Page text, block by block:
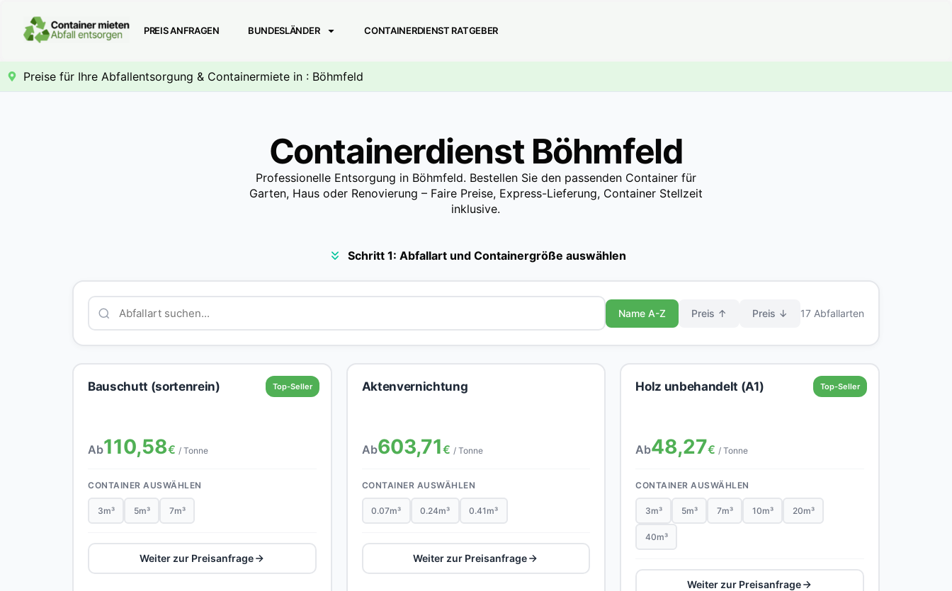
PREIS ANFRAGEN BUNDESLÄNDER CONTAINERDIENST RATGEBER
Preise für Ihre Abfallentsorgung & Containermiete in : Böhmfeld
Containerdienst Böhmfeld
Professionelle Entsorgung in Böhmfeld. Bestellen Sie den passenden Container für
Garten, Haus oder Renovierung – Faire Preise, Express-Lieferung, Container Stellzeit
inklusive.
Schritt 1: Abfallart und Containergröße auswählen
Name A-Z Preis ↑ Preis ↓ 17 Abfallarten
Top-Seller
Bauschutt (sortenrein)
Ab110,58€ / Tonne
CONTAINER AUSWÄHLEN
3m³ 5m³ 7m³
Weiter zur Preisanfrage
Aktenvernichtung
Ab603,71€ / Tonne
CONTAINER AUSWÄHLEN
0.07m³ 0.24m³ 0.41m³
Weiter zur Preisanfrage
Top-Seller
Holz unbehandelt (A1)
Ab48,27€ / Tonne
CONTAINER AUSWÄHLEN
3m³ 5m³ 7m³ 10m³ 20m³
40m³
Weiter zur Preisanfrage